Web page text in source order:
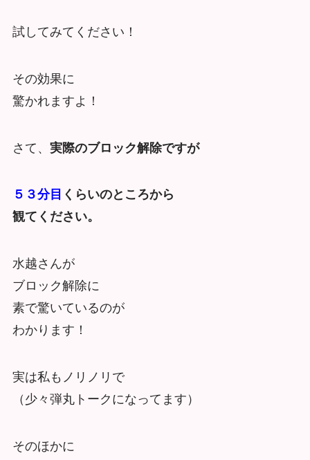
試してみてください！
その効果に
驚かれますよ！
さて、 実際のブロック解除ですが
５３分目 くらいのところから
観てください。
水越さんが
ブロック解除に
素で驚いているのが
わかります！
実は私もノリノリで
（少々弾丸トークになってます）
そのほかに